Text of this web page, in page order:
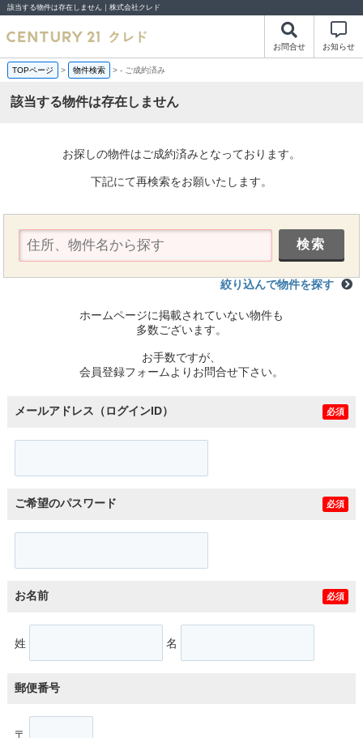
該当する物件は存在しません｜株式会社クレド
お問合せ お知らせ
TOPページ > 物件検索 >- ご成約済み
該当する物件は存在しません
お探しの物件はご成約済みとなっております。
下記にて再検索をお願いたします。
絞り込んで物件を探す
ホームページに掲載されていない物件も
多数ございます。
お手数ですが、
会員登録フォームよりお問合せ下さい。
メールアドレス（ログインID） 必須
ご希望のパスワード 必須
お名前 必須
姓 名
郵便番号
〒